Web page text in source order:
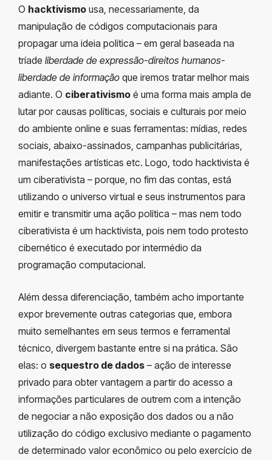
O hacktivismo usa, necessariamente, da
manipulação de códigos computacionais para
propagar uma ideia política – em geral baseada na
tríade liberdade de expressão-direitos humanos-
liberdade de informação que iremos tratar melhor mais
adiante. O ciberativismo é uma forma mais ampla de
lutar por causas políticas, sociais e culturais por meio
do ambiente online e suas ferramentas: mídias, redes
sociais, abaixo-assinados, campanhas publicitárias,
manifestações artísticas etc. Logo, todo hacktivista é
um ciberativista – porque, no fim das contas, está
utilizando o universo virtual e seus instrumentos para
emitir e transmitir uma ação política – mas nem todo
ciberativista é um hacktivista, pois nem todo protesto
cibernético é executado por intermédio da
programação computacional.
Além dessa diferenciação, também acho importante
expor brevemente outras categorias que, embora
muito semelhantes em seus termos e ferramental
técnico, divergem bastante entre si na prática. São
elas: o sequestro de dados – ação de interesse
privado para obter vantagem a partir do acesso a
informações particulares de outrem com a intenção
de negociar a não exposição dos dados ou a não
utilização do código exclusivo mediante o pagamento
de determinado valor econômico ou pelo exercício de